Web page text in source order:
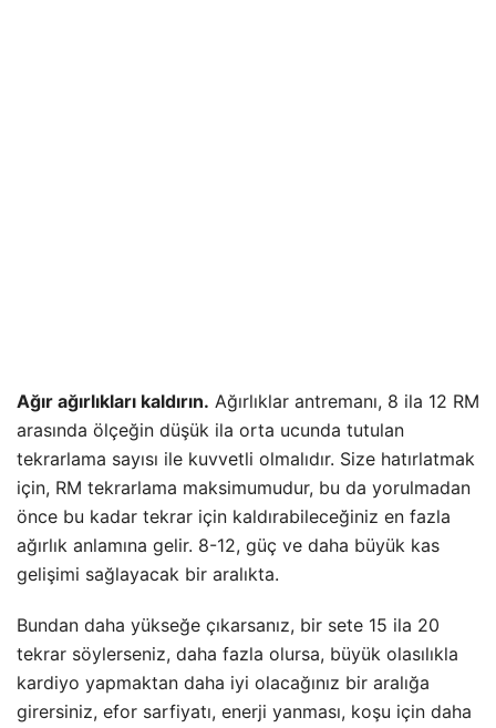
Ağır ağırlıkları kaldırın. Ağırlıklar antremanı, 8 ila 12 RM
arasında ölçeğin düşük ila orta ucunda tutulan
tekrarlama sayısı ile kuvvetli olmalıdır. Size hatırlatmak
için, RM tekrarlama maksimumudur, bu da yorulmadan
önce bu kadar tekrar için kaldırabileceğiniz en fazla
ağırlık anlamına gelir. 8-12, güç ve daha büyük kas
gelişimi sağlayacak bir aralıkta.
Bundan daha yükseğe çıkarsanız, bir sete 15 ila 20
tekrar söylerseniz, daha fazla olursa, büyük olasılıkla
kardiyo yapmaktan daha iyi olacağınız bir aralığa
girersiniz, efor sarfiyatı, enerji yanması, koşu için daha